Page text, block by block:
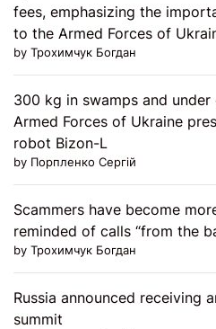
fees, emphasizing the
to the Armed Forces of
by Трохимчук Богдан
300 kg in swamps and
Armed Forces of Ukraine
robot Bizon-L
by Порпленко Сергій
Scammers have become
reminded of calls “from the
by Трохимчук Богдан
Russia announced receiving
summit